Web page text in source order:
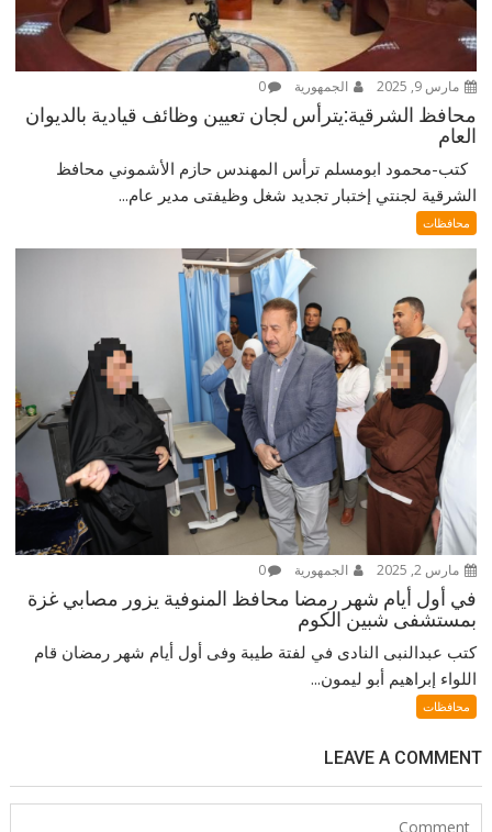
مارس 9, 2025 الجمهورية 0
محافظ الشرقية:يترأس لجان تعيين وظائف قيادية بالديوان
العام
كتب-محمود ابومسلم ترأس المهندس حازم الأشموني محافظ
الشرقية لجنتي إختبار تجديد شغل وظيفتى مدير عام...
محافظات
مارس 2, 2025 الجمهورية 0
في أول أيام شهر رمضا محافظ المنوفية يزور مصابي غزة
بمستشفى شبين الكوم
كتب عبدالنبى النادى في لفتة طيبة وفى أول أيام شهر رمضان قام
اللواء إبراهيم أبو ليمون...
محافظات
LEAVE A COMMENT